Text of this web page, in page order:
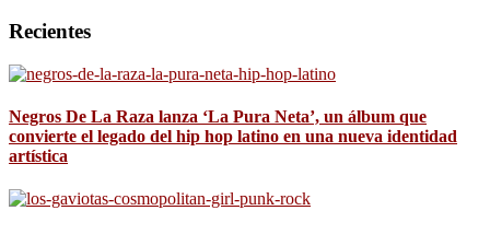
Recientes
Negros De La Raza lanza ‘La Pura Neta’, un álbum que
convierte el legado del hip hop latino en una nueva identidad
artística